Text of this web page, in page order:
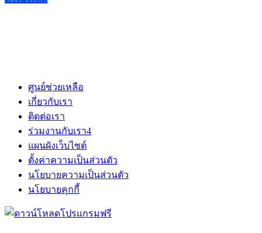
ศูนย์ช่วยเหลือ
เกี่ยวกับเรา
ติดต่อเรา
ร่วมงานกับเรา4
แผนผังเว็บไซต์
ตั้งค่าความเป็นส่วนตัว
นโยบายความเป็นส่วนตัว
นโยบายคุกกี้